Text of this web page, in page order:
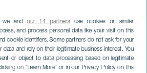
we andour 14 partnersuse cookies or similar
and process personal data like your visit on this
cookie identifiers. Some partners do not ask for your
and rely on their legitimate business interest. You
or object to data processing based on legitimate
on “Learn More” or in our Privacy Policy on this
artesanato da